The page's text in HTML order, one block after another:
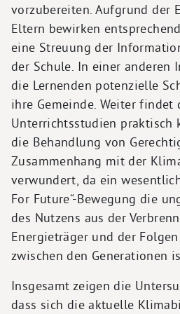
vorzubereiten. Aufgrund der
Eltern bewirken
eine Streuung der
der Schule. In einer anderen
die Lernenden potenzielle
ihre Gemeinde. Weiter findet
Unterrichtsstudien praktisch
die Behandlung von
Zusammenhang mit der
verwundert, da ein
For Future“-Bewegung die
des Nutzens aus der
Energieträger und der
zwischen den Generationen
Insgesamt zeigen die
dass sich die aktuelle